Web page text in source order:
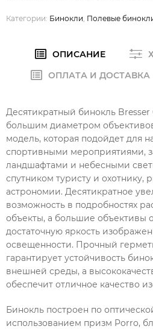
Категории: Бинокли Полевые
ОПИСАНИЕ
ОПЛАТА И ДОСТАВКА
Десятикратный бинокль Bresser
большим диаметром
модель, которая подойдет для
спортивными мероприятиями,
ландшафтами и небесными
спутником туристу и охотнику,
астрономии. Десятикратное
возможность в подробностях
объекты, а большие объективы
достаточную яркость
освещенности. Прочный
гарантирует устойчивость
внешней среды, а
обеспечит отличное качество
Бинокль построен по
использованием призм Porro,